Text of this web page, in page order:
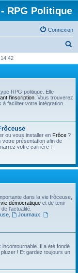
RPG Politique
Connexion
h
RPG politique. Elle
l'inscription . Vous trouverez
faciliter votre intégration.
ou vous installer en Frôce ?
présentation afin de
votre carrière !
dans la vie frôceuse,
démocratique et de tenir
l'actualité.
, Journaux
Il a été fondé
pluzer ! Et gardez toujours un